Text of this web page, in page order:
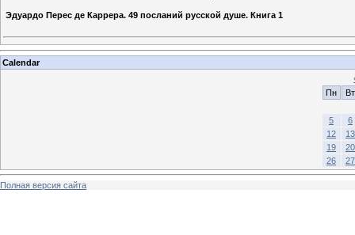
Эдуардо Перес де Каррера. 49 посланий русской душе. Книга 1
Calendar
Пн
Вт
5
6
12
13
19
20
26
27
Полная версия сайта